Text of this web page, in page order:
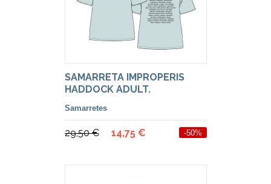
SAMARRETA IMPROPERIS
HADDOCK ADULT.
Samarretes
29,50 € 14,75 € -50%